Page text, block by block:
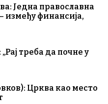
Једна православна
између финансија,
треба да почне у
Црква као место